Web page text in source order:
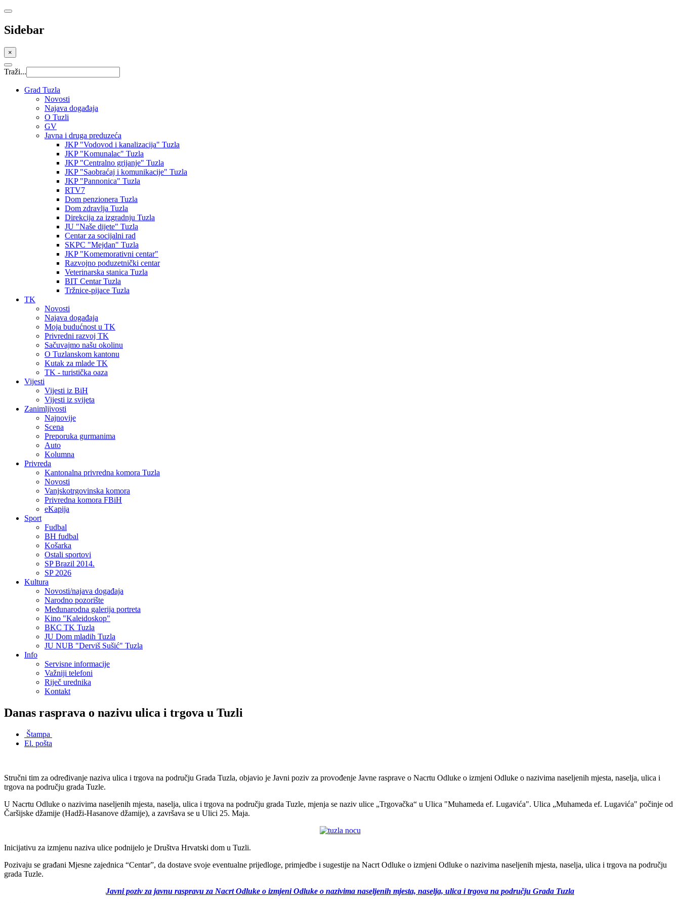
Sidebar
×
Traži...
Grad Tuzla
Novosti
Najava događaja
O Tuzli
GV
Javna i druga preduzeća
JKP "Vodovod i kanalizacija" Tuzla
JKP "Komunalac" Tuzla
JKP "Centralno grijanje" Tuzla
JKP "Saobraćaj i komunikacije" Tuzla
JKP "Pannonica" Tuzla
RTV7
Dom penzionera Tuzla
Dom zdravlja Tuzla
Direkcija za izgradnju Tuzla
JU "Naše dijete" Tuzla
Centar za socijalni rad
SKPC "Mejdan" Tuzla
JKP "Komemorativni centar"
Razvojno poduzetnički centar
Veterinarska stanica Tuzla
BIT Centar Tuzla
Tržnice-pijace Tuzla
TK
Novosti
Najava događaja
Moja budućnost u TK
Privredni razvoj TK
Sačuvajmo našu okolinu
O Tuzlanskom kantonu
Kutak za mlade TK
TK - turistička oaza
Vijesti
Vijesti iz BiH
Vijesti iz svijeta
Zanimljivosti
Najnovije
Scena
Preporuka gurmanima
Auto
Kolumna
Privreda
Kantonalna privredna komora Tuzla
Novosti
Vanjskotrgovinska komora
Privredna komora FBiH
eKapija
Sport
Fudbal
BH fudbal
Košarka
Ostali sportovi
SP Brazil 2014.
SP 2026
Kultura
Novosti/najava događaja
Narodno pozorište
Međunarodna galerija portreta
Kino "Kaleidoskop"
BKC TK Tuzla
JU Dom mladih Tuzla
JU NUB "Derviš Sušić" Tuzla
Info
Servisne informacije
Važniji telefoni
Riječ urednika
Kontakt
Danas rasprava o nazivu ulica i trgova u Tuzli
Štampa
El. pošta
Stručni tim za određivanje naziva ulica i trgova na području Grada Tuzla, objavio je Javni poziv za provođenje Javne rasprave o Nacrtu Odluke o izmjeni Odluke o nazivima naseljenih mjesta, naselja, ulica i
trgova na području grada Tuzle.
U Nacrtu Odluke o nazivima naseljenih mjesta, naselja, ulica i trgova na području grada Tuzle, mjenja se naziv ulice „Trgovačka“ u Ulica "Muhameda ef. Lugavića". Ulica „Muhameda ef. Lugavića" počinje od
Čaršijske džamije (Hadži-Hasanove džamije), a završava se u Ulici 25. Maja.
Inicijativu za izmjenu naziva ulice podnijelo je Društva Hrvatski dom u Tuzli.
Pozivaju se građani Mjesne zajednica “Centar”, da dostave svoje eventualne prijedloge, primjedbe i sugestije na Nacrt Odluke o izmjeni Odluke o nazivima naseljenih mjesta, naselja, ulica i trgova na području
grada Tuzle.
Javni poziv za javnu raspravu za Nacrt Odluke o izmjeni Odluke o nazivima naseljenih mjesta, naselja, ulica i trgova na području Grada Tuzla